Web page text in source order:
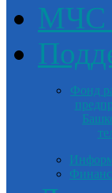
МЧС
Фонд